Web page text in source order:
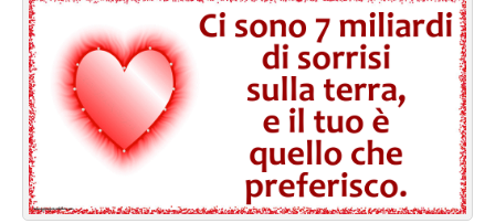
Cartoline giorni settimana
Cartoline musicali
Cartoline animate
Accedi